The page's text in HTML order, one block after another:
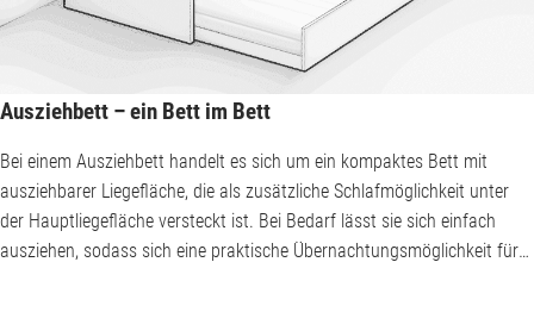
Ausziehbett – ein Bett im Bett
Bei einem Ausziehbett handelt es sich um ein kompaktes Bett mit
ausziehbarer Liegefläche, die als zusätzliche Schlafmöglichkeit unter
der Hauptliegefläche versteckt ist. Bei Bedarf lässt sie sich einfach
ausziehen, sodass sich eine praktische Übernachtungsmöglichkeit für